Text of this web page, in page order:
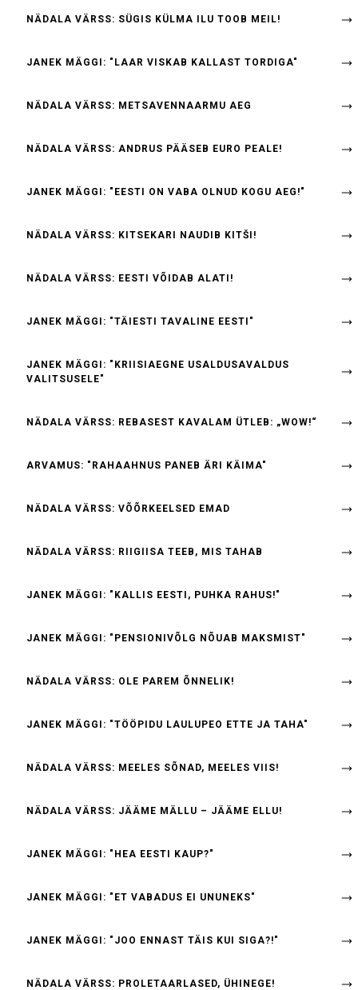
NÄDALA VÄRSS: SÜGIS KÜLMA ILU TOOB MEIL!
JANEK MÄGGI: "LAAR VISKAB KALLAST TORDIGA"
NÄDALA VÄRSS: METSAVENNAARMU AEG
NÄDALA VÄRSS: ANDRUS PÄÄSEB EURO PEALE!
JANEK MÄGGI: "EESTI ON VABA OLNUD KOGU AEG!"
NÄDALA VÄRSS: KITSEKARI NAUDIB KITŠI!
NÄDALA VÄRSS: EESTI VÕIDAB ALATI!
JANEK MÄGGI: "TÄIESTI TAVALINE EESTI"
JANEK MÄGGI: "KRIISIAEGNE USALDUSAVALDUS
VALITSUSELE"
NÄDALA VÄRSS: REBASEST KAVALAM ÜTLEB: „WOW!“
ARVAMUS: "RAHAAHNUS PANEB ÄRI KÄIMA"
NÄDALA VÄRSS: VÕÕRKEELSED EMAD
NÄDALA VÄRSS: RIIGIISA TEEB, MIS TAHAB
JANEK MÄGGI: "KALLIS EESTI, PUHKA RAHUS!"
JANEK MÄGGI: "PENSIONIVÕLG NÕUAB MAKSMIST"
NÄDALA VÄRSS: OLE PAREM ÕNNELIK!
JANEK MÄGGI: "TÖÖPIDU LAULUPEO ETTE JA TAHA"
NÄDALA VÄRSS: MEELES SÕNAD, MEELES VIIS!
NÄDALA VÄRSS: JÄÄME MÄLLU – JÄÄME ELLU!
JANEK MÄGGI: "HEA EESTI KAUP?"
JANEK MÄGGI: "ET VABADUS EI UNUNEKS"
JANEK MÄGGI: "JOO ENNAST TÄIS KUI SIGA?!"
NÄDALA VÄRSS: PROLETAARLASED, ÜHINEGE!